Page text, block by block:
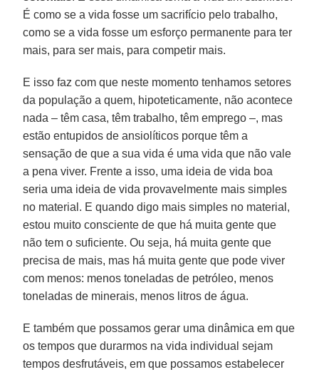
É como se a vida fosse um sacrifício pelo trabalho,
como se a vida fosse um esforço permanente para ter
mais, para ser mais, para competir mais.
E isso faz com que neste momento tenhamos setores
da população a quem, hipoteticamente, não acontece
nada – têm casa, têm trabalho, têm emprego –, mas
estão entupidos de ansiolíticos porque têm a
sensação de que a sua vida é uma vida que não vale
a pena viver. Frente a isso, uma ideia de vida boa
seria uma ideia de vida provavelmente mais simples
no material. E quando digo mais simples no material,
estou muito consciente de que há muita gente que
não tem o suficiente. Ou seja, há muita gente que
precisa de mais, mas há muita gente que pode viver
com menos: menos toneladas de petróleo, menos
toneladas de minerais, menos litros de água.
E também que possamos gerar uma dinâmica em que
os tempos que durarmos na vida individual sejam
tempos desfrutáveis, em que possamos estabelecer